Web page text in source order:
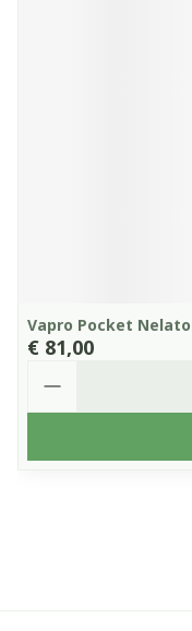
Vapro Pocket
€ 81,00